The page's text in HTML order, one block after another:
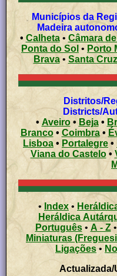
Municípios da
Madeira
• Calheta•
Ponta do Sol •
Brava• Santa Cruz
Distritos/Regiões
Districts/
• Aveiro• Beja•
Branco• Coimbra•
Lisboa • Portalegre•
Viana do Castelo•
• Index•
Heráldica
Português• A - Z•
Miniaturas
Ligações•
Actualizada/